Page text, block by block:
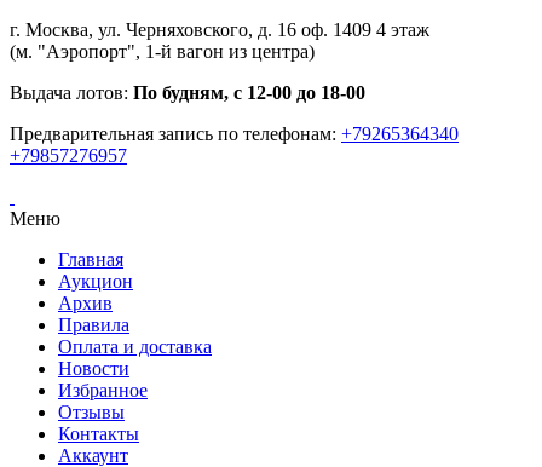
г. Москва, ул. Черняховского, д. 16 оф. 1409 4 этаж
(м. "Аэропорт", 1-й вагон из центра)
Выдача лотов: По будням, с 12-00 до 18-00
Предварительная запись по телефонам: +79265364340
+79857276957
Меню
Главная
Аукцион
Архив
Правила
Оплата и доставка
Новости
Избранное
Отзывы
Контакты
Аккаунт